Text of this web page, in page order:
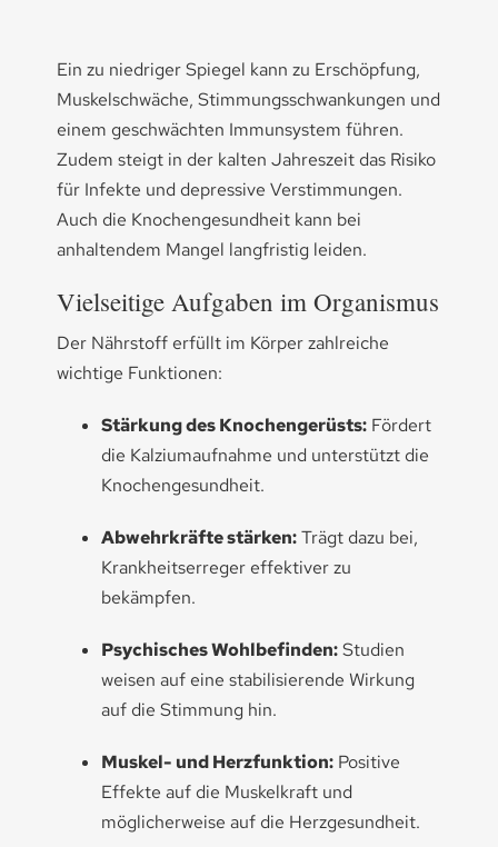
Ein zu niedriger Spiegel kann zu Erschöpfung,
Muskelschwäche, Stimmungsschwankungen und
einem geschwächten Immunsystem führen.
Zudem steigt in der kalten Jahreszeit das Risiko
für Infekte und depressive Verstimmungen.
Auch die Knochengesundheit kann bei
anhaltendem Mangel langfristig leiden.
Vielseitige Aufgaben im Organismus
Der Nährstoff erfüllt im Körper zahlreiche
wichtige Funktionen:
Stärkung des Knochengerüsts: Fördert
die Kalziumaufnahme und unterstützt die
Knochengesundheit.
Abwehrkräfte stärken:Trägt dazu bei,
Krankheitserreger effektiver zu
bekämpfen.
Psychisches Wohlbefinden:Studien
weisen auf eine stabilisierende Wirkung
auf die Stimmung hin.
Muskel- und Herzfunktion: Positive
Effekte auf die Muskelkraft und
möglicherweise auf die Herzgesundheit.